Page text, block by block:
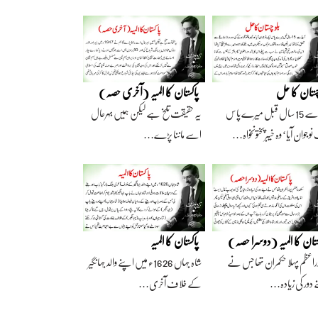
کا حل
آج سے 15 سال قبل میرے پاس
آیا‘ وہ خیبرپختونخواہ…
پاکستان کا المیہ (آخری حصہ)
یہ حقیقت تلخ ہے لیکن ہمیں بہرحال
اسے ماننا پڑے…
کا المیہ (دوسرا حصہ)
پہلا حکمران تھا جس نے
کی زیادہ…
پاکستان کا المیہ
شاہ جہاں 1626ء میں اپنے والد جہانگیر
کے خلاف آخری…